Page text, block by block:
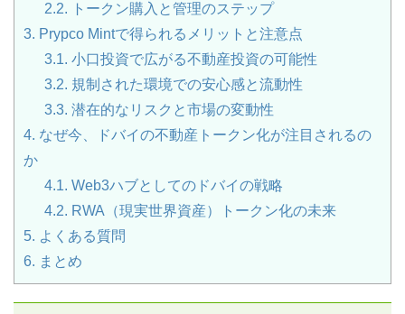
2.2. トークン購入と管理のステップ
3. Prypco Mintで得られるメリットと注意点
3.1. 小口投資で広がる不動産投資の可能性
3.2. 規制された環境での安心感と流動性
3.3. 潜在的なリスクと市場の変動性
4. なぜ今、ドバイの不動産トークン化が注目されるの
か
4.1. Web3ハブとしてのドバイの戦略
4.2. RWA（現実世界資産）トークン化の未来
5. よくある質問
6. まとめ